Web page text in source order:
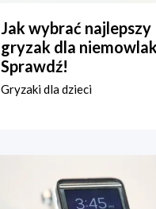
Jak wybrać najlepszy
gryzak dla
Sprawdź!
Gryzaki dla dzieci